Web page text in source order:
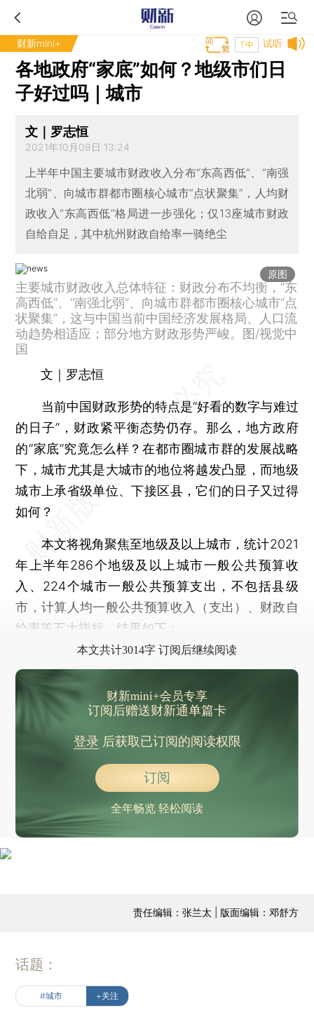
财新mini+ 试听
T中
各地政府“家底”如何？地级市们日
子好过吗｜城市
文｜罗志恒
2021年10月09日 13:24
上半年中国主要城市财政收入分布“东高西低”、“南强
北弱”、向城市群都市圈核心城市“点状聚集”，人均财
政收入“东高西低”格局进一步强化；仅13座城市财政
自给自足，其中杭州财政自给率一骑绝尘
原图
主要城市财政收入总体特征：财政分布不均衡，“东
高西低”、“南强北弱”、向城市群都市圈核心城市“点
状聚集”，这与中国当前中国经济发展格局、人口流
动趋势相适应；部分地方财政形势严峻。图/视觉中
国
文｜罗志恒
当前中国财政形势的特点是“好看的数字与难过
的日子”，财政紧平衡态势仍存。那么，地方政府
的“家底”究竟怎么样？在都市圈城市群的发展战略
下，城市尤其是大城市的地位将越发凸显，而地级
城市上承省级单位、下接区县，它们的日子又过得
如何？
本文将视角聚焦至地级及以上城市，统计2021
年上半年286个地级及以上城市一般公共预算收
入、224个城市一般公共预算支出，不包括县级
市，计算人均一般公共预算收入（支出）、财政自
给率等五大指标，结果如下：
本文共计3014字 订阅后继续阅读
财新mini+会员专享
订阅后赠送财新通单篇卡
登录后获取已订阅的阅读权限
订阅
全年畅览 轻松阅读
责任编辑：张兰太 | 版面编辑：邓舒方
话题：
#城市 +关注